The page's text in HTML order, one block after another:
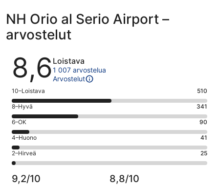
NH Orio al Serio Airport –
arvostelut
Arvostelut
8,6 Loistava
1 007 arvostelua
Arvostelut
Arvosana
10
-
Loistava.
510
kautta
1007
arvostelua
10–Loistava 510
Arvosana
8
-
Hyvä.
341
kautta
1007
arvostelua
8–Hyvä 341
Arvosana
6
-
OK.
90
1007
6–OK 90
Arvosana
4
-
Huono.
41
4–Huono 41
Arvosana
2
-
Hirveä.
2–Hirveä 25
9,2/10 8,8/10